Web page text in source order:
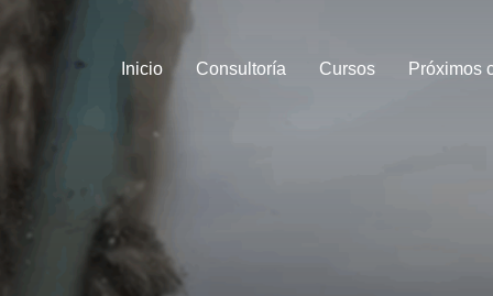
Inicio Consultoría Cursos Próximos